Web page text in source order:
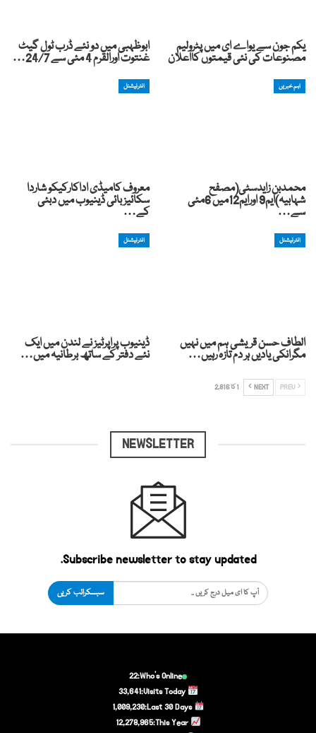
یکم جون سے یواے ای میں پٹرولیم
مصنوعات کی نئی قیمتوں کااعلان
ابوظہبی میں دو نئے ڈرب ٹول گیٹ
غنتوت اورالقرم 4 مئی سے 24/7…
اہم خبریں
محمدبن زایدسٹی(مصفح
شہابیہ)ایم9 اورایم12میں 6مئی
سے…
انٹرنیشنل
معروف کامیڈی اداکارکیکو شاردا
سکائیز بائی ڈینیوب میں دبئی
کے…
انٹرنیشنل
الطاف حسن قریشی ہم میں نہیں
مگرانکی یادیں ہر دم تازہ رہیں…
انٹرنیشنل
ڈینیوب پراپرٹیز نے لندن میں ایک
نئے دفتر کے ساتھ برطانیہ میں…
NEXT 1 کا 2,816
NEWSLETTER
Subscribe newsletter to stay updated.
سبسکرائب کریں
Who's Online:
22
Visits Today:
33,641
Last 30 Days:
1,009,230
This Year:
12,278,965